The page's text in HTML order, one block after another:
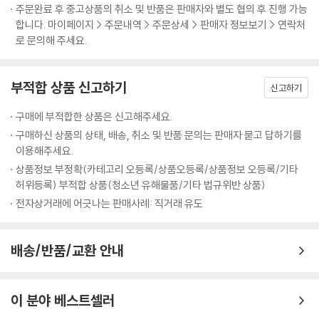
주문완료 후 중고상품의 취소 및 반품은 판매자와 별도 협의 후 진행 가능
합니다. 마이페이지 > 주문내역 > 주문상세 > 판매자 정보보기 > 연락처
로 문의해 주세요.
부적합 상품 신고하기 신고하기
구매에 부적합한 상품은 신고해주세요.
구매하신 상품의 상태, 배송, 취소 및 반품 문의는 판매자 묻고 답하기를
이용해주세요.
상품정보 부정확(카테고리 오등록/상품오등록/상품정보 오등록/기타
허위등록) 부적합 상품(청소년 유해물품/기타 법규위반 상품)
전자상거래에 어긋나는 판매사례: 직거래 유도
배송/반품/교환 안내
이 분야 베스트셀러